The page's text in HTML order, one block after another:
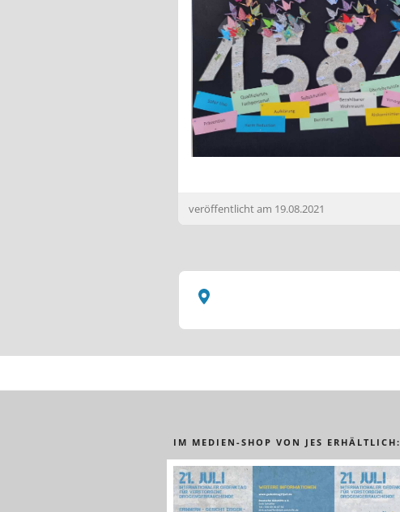
veröffentlicht am 19.08.2021
IM MEDIEN-SHOP VON JES ERHÄLTLICH: